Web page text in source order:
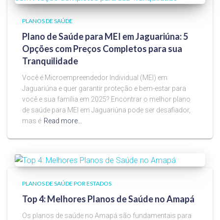
PLANOS DE SAÚDE
Plano de Saúde para MEI em Jaguariúna: 5
Opções com Preços Completos para sua
Tranquilidade
Você é Microempreendedor Individual (MEI) em
Jaguariúna e quer garantir proteção e bem-estar para
você e sua família em 2025? Encontrar o melhor plano
de saúde para MEI em Jaguariúna pode ser desafiador,
mas é Read more…
PLANOS DE SAÚDE POR ESTADOS
Top 4: Melhores Planos de Saúde no Amapá
Os planos de saúde no Amapá são fundamentais para